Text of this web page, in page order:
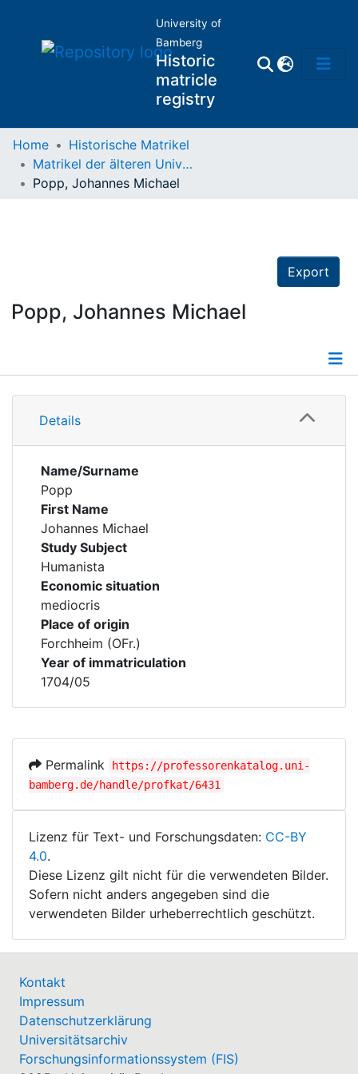
University of
Bamberg
Historic
matricle
registry
Matrikel
Home
Historische Matrikel
Matrikel der älteren Universität
Popp, Johannes Michael
Export
Popp, Johannes Michael
Details
Details
Name/Surname
Popp
First Name
Johannes Michael
Study Subject
Humanista
Economic situation
mediocris
Place of origin
Forchheim (OFr.)
Year of immatriculation
1704/05
Permalink
https://professorenkatalog.uni-
bamberg.de/handle/profkat/6431
Lizenz für Text- und Forschungsdaten: CC-BY
4.0.
Diese Lizenz gilt nicht für die verwendeten Bilder.
Sofern nicht anders angegeben sind die
verwendeten Bilder urheberrechtlich geschützt.
Kontakt
Impressum
Datenschutzerklärung
Universitätsarchiv
Forschungsinformationssystem (FIS)